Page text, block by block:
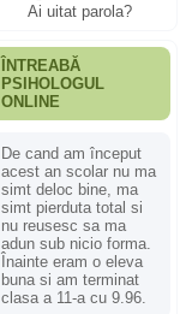
Ai uitat parola?
ÎNTREABĂ
PSIHOLOGUL
ONLINE
De cand am început
acest an scolar nu ma
simt deloc bine, ma
simt pierduta total si
nu reusesc sa ma
adun sub nicio forma.
Înainte eram o eleva
buna si am terminat
clasa a 11-a cu 9.96.